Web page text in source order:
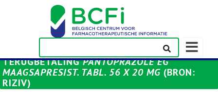
TERUGBETALINGPANTOPRAZOLE EG
MAAGSAPRESIST. TABL. 56 X 20 MG (BRON:
RIZIV)